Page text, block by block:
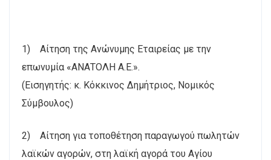
1) Αίτηση της Ανώνυμης Εταιρείας με την
επωνυμία «ΑΝΑΤΟΛΗ Α.Ε.».
(Εισηγητής: κ. Κόκκινος Δημήτριος, Νομικός
Σύμβουλος)
2) Αίτηση για τοποθέτηση παραγωγού πωλητών
λαϊκών αγορών, στη λαϊκή αγορά του Αγίου